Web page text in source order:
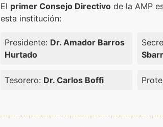
El primer Consejo Directivo de la AMP
esta institución:
Presidente: Dr. Amador Barros
Hurtado
Tesorero: Dr. Carlos Boffi